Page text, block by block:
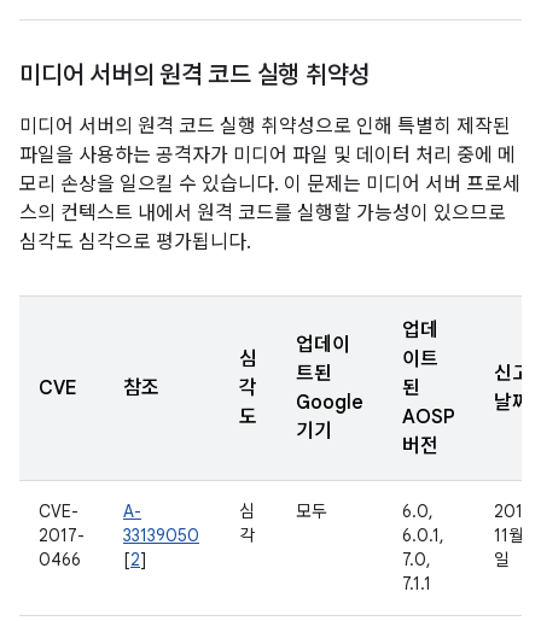
미디어 서버의 원격 코드 실행 취약성
미디어 서버의 원격 코드 실행 취약성으로 인해 특별히 제작된
파일을 사용하는 공격자가 미디어 파일 및 데이터 처리 중에 메
모리 손상을 일으킬 수 있습니다. 이 문제는 미디어 서버 프로세
스의 컨텍스트 내에서 원격 코드를 실행할 가능성이 있으므로
심각도 심각으로 평가됩니다.
CVE 참조
심
각
도
업데이
트된
Google
기기
업데
이트
된
AOSP
버전
신고
날짜
CVE-
2017-
0466
A-
33139050
[2]
심
각
모두
6.0,
6.0.1,
7.0,
7.1.1
2016
11월
일